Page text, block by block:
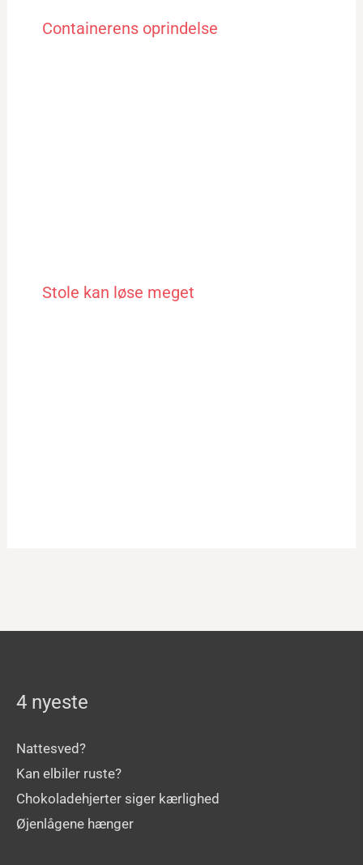
Containerens oprindelse
Stole kan løse meget
4 nyeste
Nattesved?
Kan elbiler ruste?
Chokoladehjerter siger kærlighed
Øjenlågene hænger